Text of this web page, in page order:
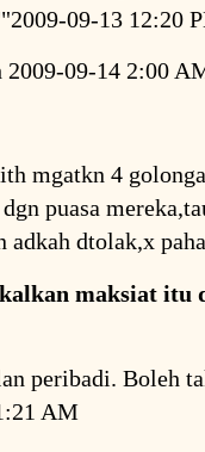
09-13 12:20
2009-09-14 2:00
mgatkn 4
puasa
adkah dtolak,x
maksiat itu
peribadi. Boleh
AM